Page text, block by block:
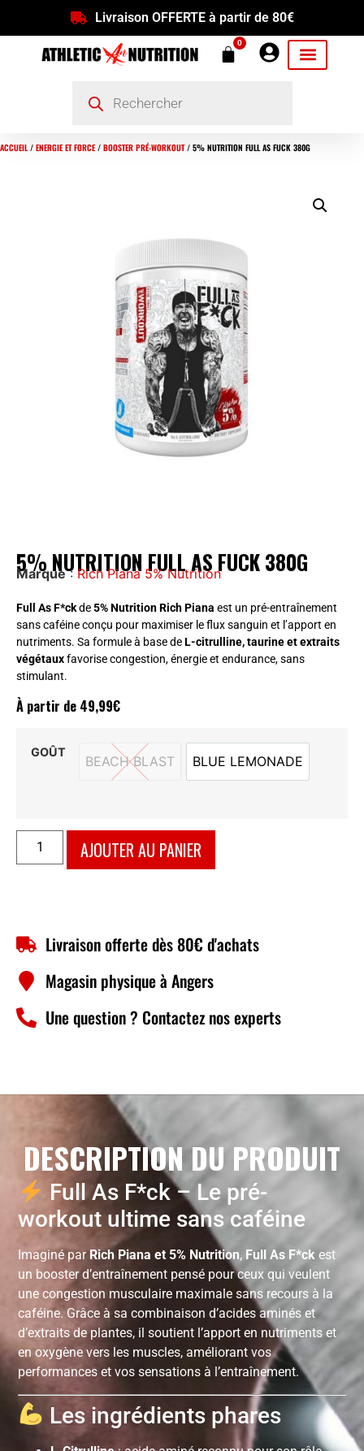
Livraison OFFERTE à partir de 80€
0
ACCUEIL/ ENERGIE ET FORCE/ BOOSTER PRÉ-WORKOUT/ 5% NUTRITION FULL AS FUCK 380G
5% NUTRITION FULL AS FUCK 380G
Marque: Rich Piana 5% Nutrition
Full As F*ckde5% Nutrition Rich Piana est un pré-entraînement
sans caféine conçu pour maximiser le flux sanguin et l’apport en
nutriments. Sa formule à base deL-citrulline, taurine et extraits
végétauxfavorise congestion, énergie et endurance, sans
stimulant.
À partir de 49,99€
GOÛT
BEACH BLAST
BEACH BLAST
BLUE LEMONADE
AJOUTER AU PANIER
Livraison offerte dès 80€ d'achats
Magasin physique à Angers
Une question ? Contactez nos experts
DESCRIPTION DU PRODUIT
Full As F*ck – Le pré-
workout ultime sans caféine
Imaginé par Rich Piana et 5% Nutrition, Full As F*ck est
un booster d’entraînement pensé pour ceux qui veulent
une congestion musculaire maximale sans recours à la
caféine. Grâce à sa combinaison d’acides aminés et
d’extraits de plantes, il soutient l’apport en nutriments et
en oxygène vers les muscles, améliorant vos
performances et vos sensations à l’entraînement.
Les ingrédients phares